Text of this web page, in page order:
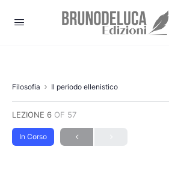
Filosofia Il periodo ellenistico
LEZIONE 6 OF 57
In Corso